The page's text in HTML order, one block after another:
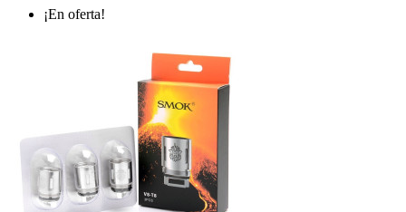
¡En oferta!